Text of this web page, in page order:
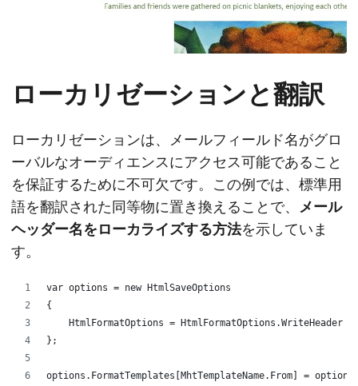
ローカリゼーションと翻訳
ローカリゼーションは、メールフィールド名がグロ
ーバルなオーディエンスにアクセス可能であること
を保証するために不可欠です。この例では、標準用
語を翻訳された同等物に置き換えることで、
メール
ヘッダー名をローカライズする方法を示していま
す。
var options = new HtmlSaveOptions
{
    HtmlFormatOptions = HtmlFormatOptions.WriteHeader
};
options.FormatTemplates[MhtTemplateName.From] =